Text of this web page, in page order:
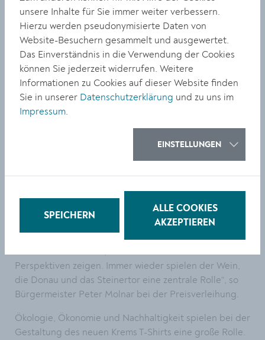
Auch mit ihrem Design soll ein T-Shirt produziert
Dichtes Gedränge herrschte bei der Preisverleihung
im Jugend Kulturraum Krems, wo noch bis 4. April eine
Ausstellung aller eingereichten Entwürfe zu sehen ist.
Bürgermeister Peter Molnar überreichte die Preise.
Den Glückwünschen schlossen sich die Jurymitglieder
an: Kulturamtsleiter Gregor Kremser, die Leiterin der
Stadtkommunikation und des Präsidialamts Rosemarie
Bachinger, Designerin Julia Brandl, Geschäftsführer
„Die Entwürfe zeigen auf eindrucksvolle Weise die
Vielfalt und die Kreativität, die in der Bildungs- und
Kulturstadt Krems herrscht und gefördert wird. Ich bin
überrascht und gleichzeitig sehr froh über die
zahlreichen Entwürfe, die Krems aus unterschiedlichen
Perspektiven zeigen. Immer wieder spielen der Wein,
die Donau und das Steinertor eine zentrale Rolle“, so
Bürgermeister Peter Molnar bei der Preisverleihung.
Ökologie, Ökonomie und Nachhaltigkeit spielen bei der
Gestaltung des neuen Krems T-Shirts eine große Rolle.
unsere Inhalte für Sie immer weiter verbessern.
Hierzu werden pseudonymisierte Daten von
Website-Besuchern gesammelt und ausgewertet.
Das Einverständnis in die Verwendung der Cookies
können Sie jederzeit widerrufen. Weitere
Informationen zu Cookies auf dieser Website finden
Sie in unserer Datenschutzerklärung und zu uns im
Impressum.
EINSTELLUNGEN
SPEICHERN
ALLE COOKIES
AKZEPTIEREN